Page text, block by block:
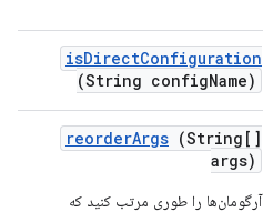
isDirectConfiguration
(String configName)
reorderArgs (String[]
args)
آرگومان‌ها را طوری مرتب کنید که